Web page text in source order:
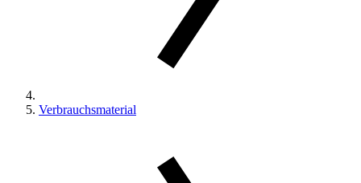
Verbrauchsmaterial